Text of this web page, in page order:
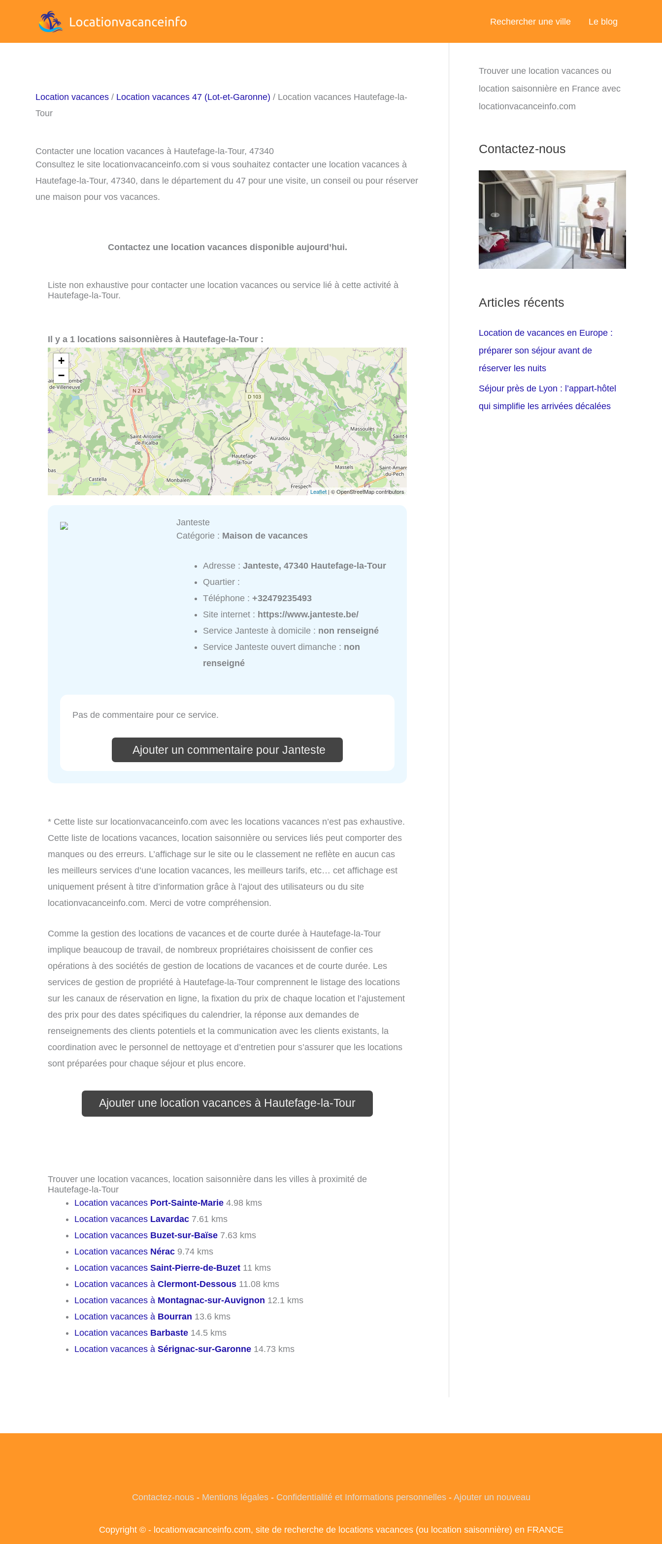
Rechercher une ville Le blog
Location vacances / Location vacances 47 (Lot-et-Garonne) / Location vacances Hautefage-la-
Tour
Contacter une location vacances à Hautefage-la-Tour, 47340
Consultez le site locationvacanceinfo.com si vous souhaitez contacter une location vacances à
Hautefage-la-Tour, 47340, dans le département du 47 pour une visite, un conseil ou pour réserver
une maison pour vos vacances.
Contactez une location vacances disponible aujourd’hui.
Liste non exhaustive pour contacter une location vacances ou service lié à cette activité à
Hautefage-la-Tour.
Il y a 1 locations saisonnières à Hautefage-la-Tour :
+
−
Leaflet | © OpenStreetMap contributors
Janteste
Catégorie : Maison de vacances
Adresse :Janteste, 47340 Hautefage-la-Tour
Quartier :
Téléphone :+32479235493
Site internet : https://www.janteste.be/
Service Janteste à domicile : non renseigné
Service Janteste ouvert dimanche : non
renseigné
Pas de commentaire pour ce service.
Ajouter un commentaire pour Janteste
* Cette liste sur locationvacanceinfo.com avec les locations vacances n’est pas exhaustive.
Cette liste de locations vacances, location saisonnière ou services liés peut comporter des
manques ou des erreurs. L’affichage sur le site ou le classement ne reflète en aucun cas
les meilleurs services d’une location vacances, les meilleurs tarifs, etc… cet affichage est
uniquement présent à titre d’information grâce à l’ajout des utilisateurs ou du site
locationvacanceinfo.com. Merci de votre compréhension.
Comme la gestion des locations de vacances et de courte durée à Hautefage-la-Tour
implique beaucoup de travail, de nombreux propriétaires choisissent de confier ces
opérations à des sociétés de gestion de locations de vacances et de courte durée. Les
services de gestion de propriété à Hautefage-la-Tour comprennent le listage des locations
sur les canaux de réservation en ligne, la fixation du prix de chaque location et l’ajustement
des prix pour des dates spécifiques du calendrier, la réponse aux demandes de
renseignements des clients potentiels et la communication avec les clients existants, la
coordination avec le personnel de nettoyage et d’entretien pour s’assurer que les locations
sont préparées pour chaque séjour et plus encore.
Ajouter une location vacances à Hautefage-la-Tour
Trouver une location vacances, location saisonnière dans les villes à proximité de
Hautefage-la-Tour
Location vacances Port-Sainte-Marie 4.98 kms
Location vacances Lavardac 7.61 kms
Location vacances Buzet-sur-Baïse 7.63 kms
Location vacances Nérac 9.74 kms
Location vacances Saint-Pierre-de-Buzet 11 kms
Location vacances à Clermont-Dessous 11.08 kms
Location vacances à Montagnac-sur-Auvignon 12.1 kms
Location vacances à Bourran 13.6 kms
Location vacances Barbaste 14.5 kms
Location vacances à Sérignac-sur-Garonne 14.73 kms
Trouver une location vacances ou
location saisonnière en France avec
locationvacanceinfo.com
Contactez-nous
Articles récents
Location de vacances en Europe :
préparer son séjour avant de
réserver les nuits
Séjour près de Lyon : l’appart-hôtel
qui simplifie les arrivées décalées
Contactez-nous- Mentions légales- Confidentialité et Informations personnelles- Ajouter un nouveau
Copyright © - locationvacanceinfo.com, site de recherche de locations vacances (ou location saisonnière) en FRANCE